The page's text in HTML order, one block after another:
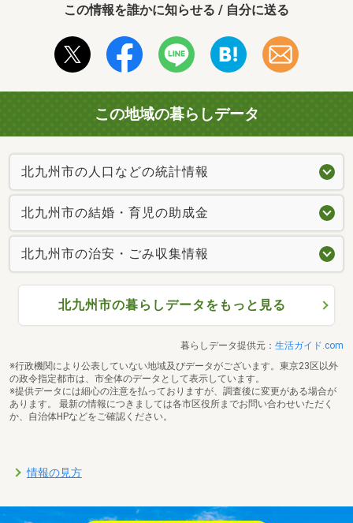
この情報を誰かに知らせる / 自分に送る
この地域の暮らしデータ
北九州市の人口などの統計情報
北九州市の結婚・育児の助成金
北九州市の治安・ごみ収集情報
北九州市の暮らしデータをもっと見る
暮らしデータ提供元： 生活ガイド.com
※行政機関により公表していない地域及びデータがございます。東京23区以外
の政令指定都市は、市全体のデータとして表示しています。
※提供データには細心の注意を払っておりますが、調査後に変更がある場合が
あります。 最新の情報につきましては各市区役所までお問い合わせいただく
か、自治体HPなどをご確認ください。
情報の見方